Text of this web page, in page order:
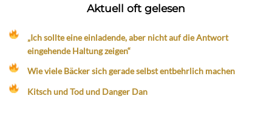
Aktuell oft gelesen
„Ich sollte eine einladende, aber nicht auf die Antwort
eingehende Haltung zeigen“
Wie viele Bäcker sich gerade selbst entbehrlich machen
Kitsch und Tod und Danger Dan